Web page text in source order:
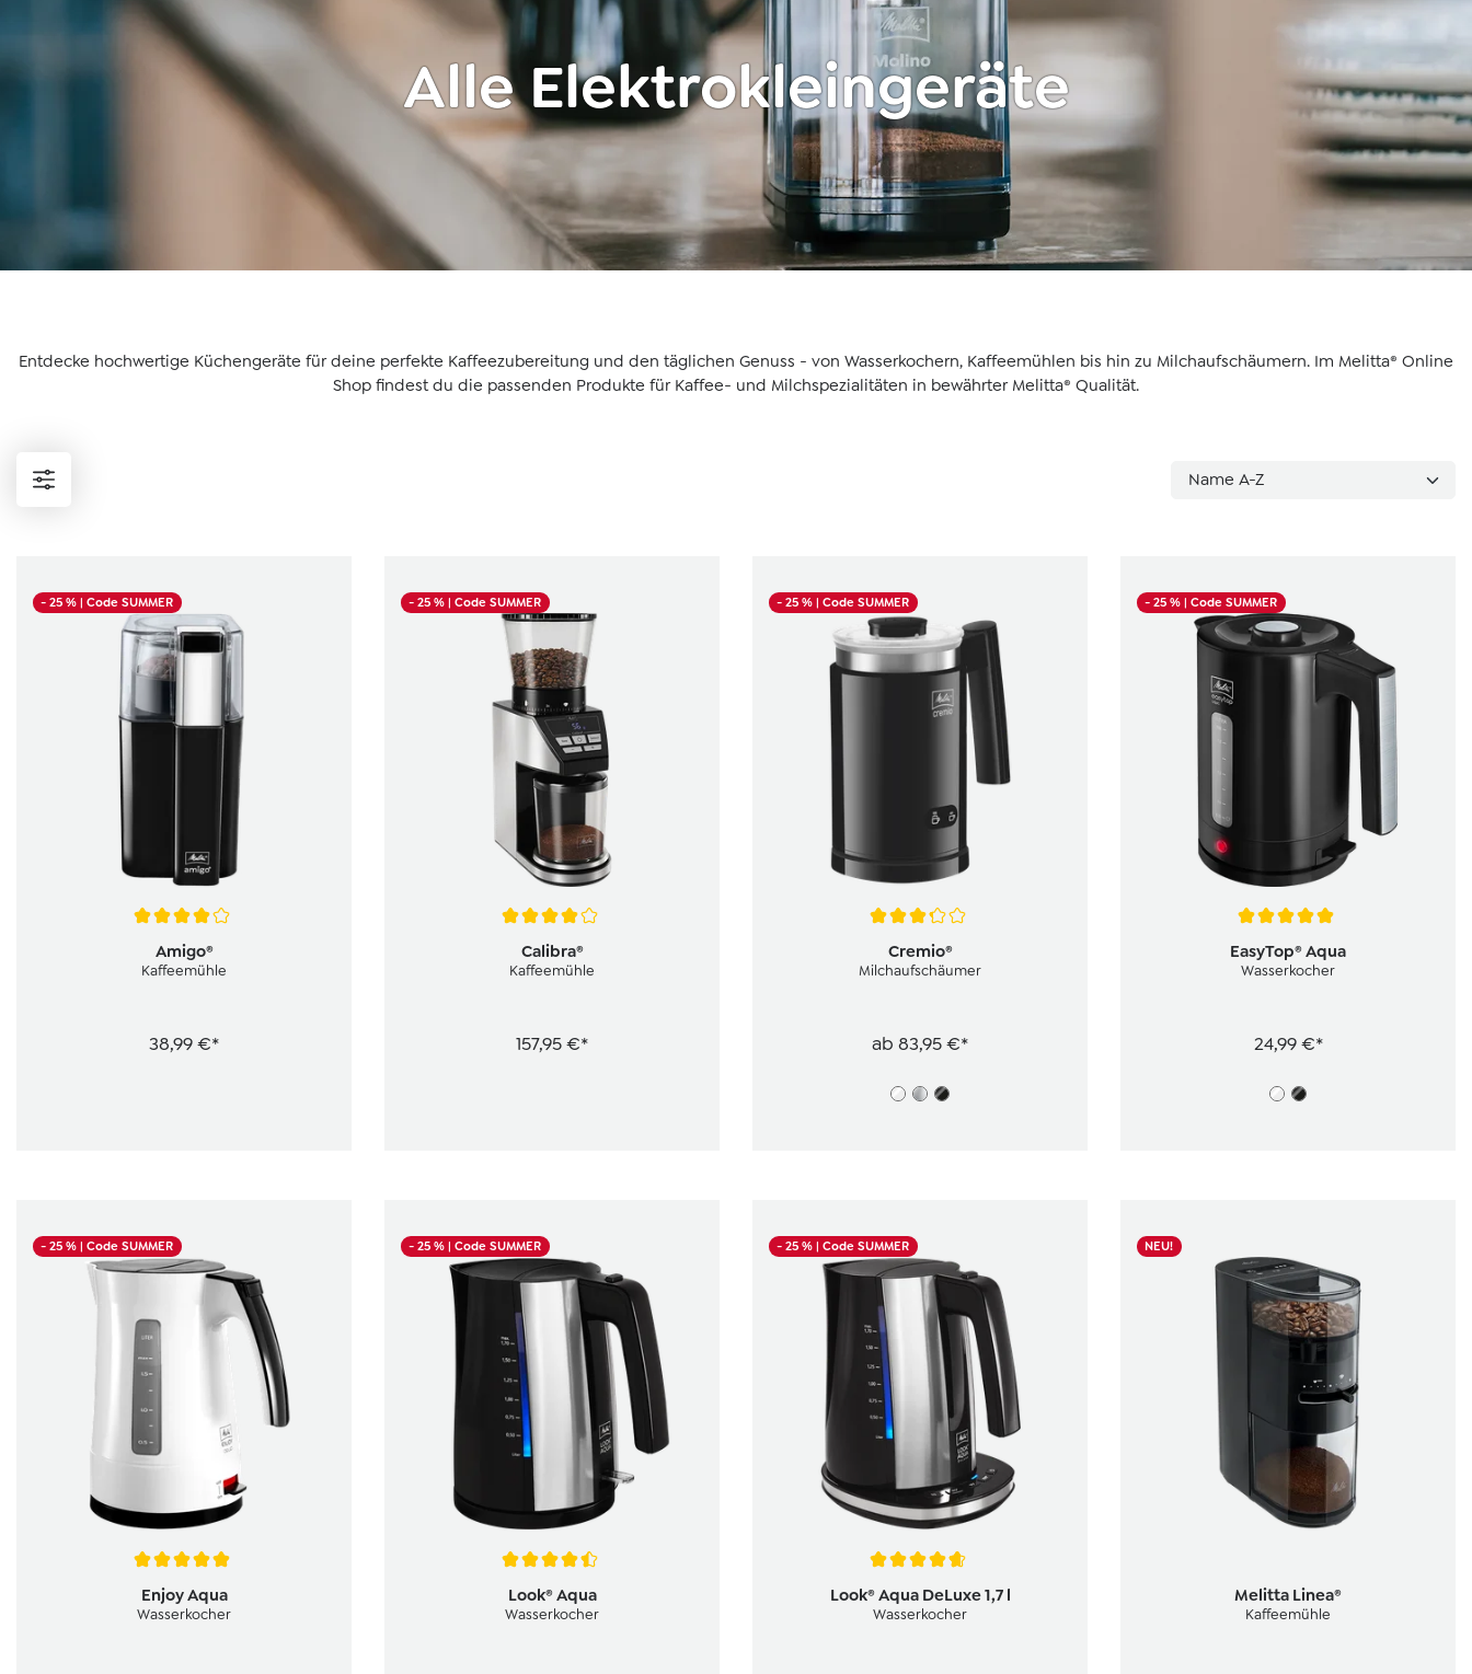
Alle Elektrokleingeräte
Entdecke hochwertige Küchengeräte für deine perfekte Kaffeezubereitung und den täglichen Genuss - von Wasserkochern, Kaffeemühlen bis hin zu Milchaufschäumern. Im Melitta® Online
Shop findest du die passenden Produkte für Kaffee- und Milchspezialitäten in bewährter Melitta® Qualität.
- 25 %| Code SUMMER
Durchschnittliche Bewertung von 4 von 5 Sternen
Amigo®
Kaffeemühle
38,99 €*
- 25 %| Code SUMMER
Durchschnittliche Bewertung von 4 von 5 Sternen
Calibra®
Kaffeemühle
157,95 €*
- 25 %| Code SUMMER
Durchschnittliche Bewertung von 3.1 von 5 Sternen
Cremio®
Milchaufschäumer
ab 83,95 €*
- 25 %| Code SUMMER
EasyTop® Aqua
Wasserkocher
24,99 €*
- 25 %| Code SUMMER
Durchschnittliche Bewertung von 5 von 5 Sternen
Enjoy Aqua
Wasserkocher
- 25 %| Code SUMMER
Look® Aqua
Wasserkocher
- 25 %| Code SUMMER
Look® Aqua DeLuxe 1,7 l
Wasserkocher
NEU!
Melitta Linea®
Kaffeemühle